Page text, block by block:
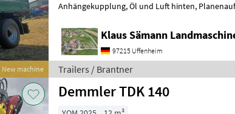
New machine
Anhängekupplung, Öl und Luft hinten, Planenaufbau mit Rollplane,
Klaus Sämann
97215 Uffenheim
Trailers / Brantner
Demmler TDK 140